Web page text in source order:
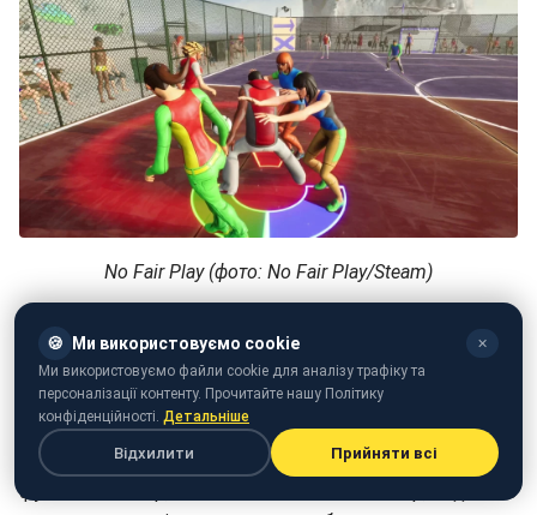
No Fair Play (фото: No Fair Play/Steam)
Гра Pixel Cup Soccer Ultimate Edition повертає
ностальгічні моменти, пропонуючи гравцям знову
зануритися в прості ретро-соккерні ігри. Розроблена
BATOVI Games, вона передає атмосферу класичних
футбольних ігор, таких як Nintendo World Cup, водночас
🍪 Ми використовуємо cookie ✕
Ми використовуємо файли cookie для аналізу трафіку та
персоналізації контенту. Прочитайте нашу Політику
конфіденційності. Детальніше
Відхилити Прийняти всі